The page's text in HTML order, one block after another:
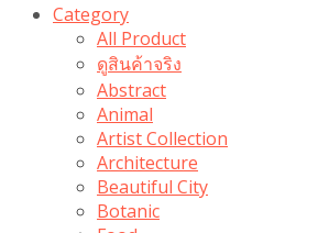
Category
All Product
ดูสินค้าจริง
Abstract
Animal
Artist Collection
Architecture
Beautiful City
Botanic